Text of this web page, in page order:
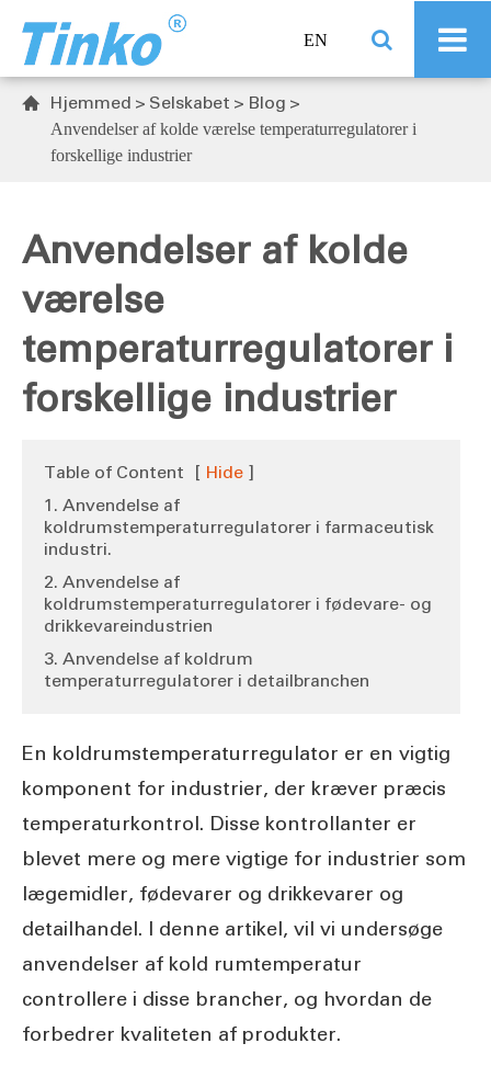
EN
 Hjemmed Selskabet Blog
Anvendelser af kolde værelse temperaturregulatorer i
forskellige industrier
Anvendelser af kolde
værelse
temperaturregulatorer i
forskellige industrier
Table of Content [ Hide ]
1. Anvendelse af
koldrumstemperaturregulatorer i farmaceutisk
industri.
2. Anvendelse af
koldrumstemperaturregulatorer i fødevare- og
drikkevareindustrien
3. Anvendelse af koldrum
temperaturregulatorer i detailbranchen
En koldrumstemperaturregulator er en vigtig
komponent for industrier, der kræver præcis
temperaturkontrol. Disse kontrollanter er
blevet mere og mere vigtige for industrier som
lægemidler, fødevarer og drikkevarer og
detailhandel. I denne artikel, vil vi undersøge
anvendelser af kold rumtemperatur
controllere i disse brancher, og hvordan de
forbedrer kvaliteten af produkter.